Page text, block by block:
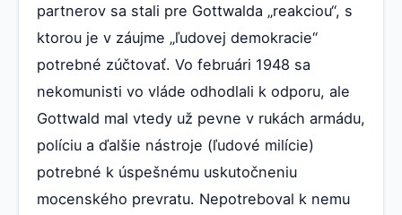
partnerov sa stali pre Gottwalda „reakciou“, s
ktorou je v záujme „ľudovej demokracie“
potrebné zúčtovať. Vo februári 1948 sa
nekomunisti vo vláde odhodlali k odporu, ale
Gottwald mal vtedy už pevne v rukách armádu,
políciu a ďalšie nástroje (ľudové milície)
potrebné k úspešnému uskutočneniu
mocenského prevratu. Nepotreboval k nemu